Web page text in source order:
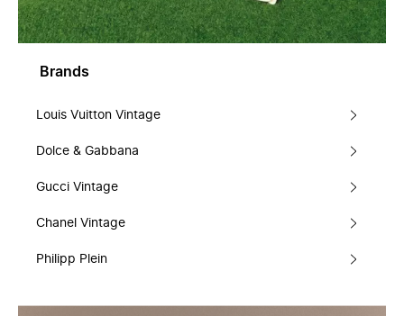
Brands
Louis Vuitton Vintage
Dolce & Gabbana
Gucci Vintage
Chanel Vintage
Philipp Plein